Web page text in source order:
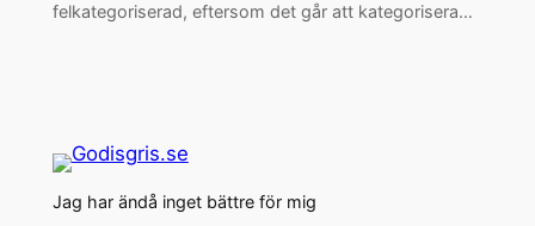
felkategoriserad, eftersom det går att kategorisera…
Jag har ändå inget bättre för mig